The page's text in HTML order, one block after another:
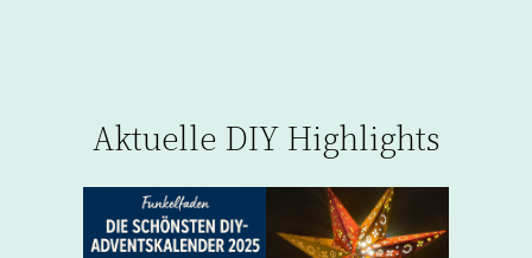
Aktuelle DIY Highlights